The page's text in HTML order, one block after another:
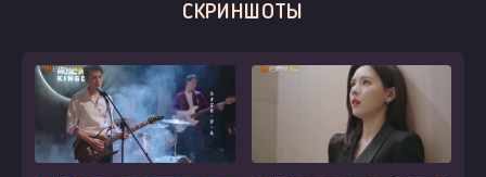
СКРИНШОТЫ